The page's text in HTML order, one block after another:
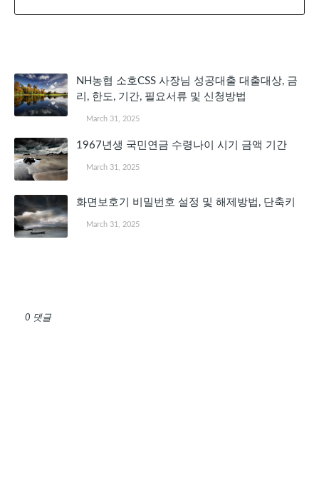
NH농협 소호CSS 사장님 성공대출 대출대상, 금
리, 한도, 기간, 필요서류 및 신청방법
March 31, 2025
1967년생 국민연금 수령나이 시기 금액 기간
March 31, 2025
화면보호기 비밀번호 설정 및 해제방법, 단축키
March 31, 2025
0 댓글